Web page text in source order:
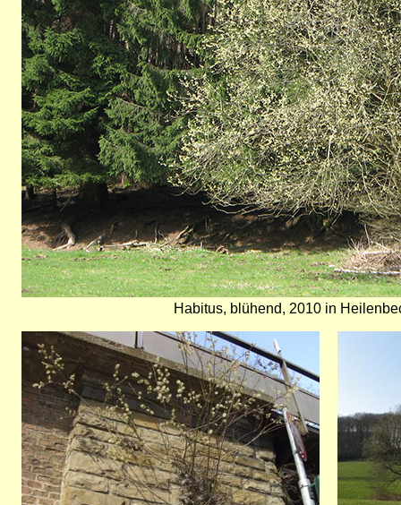
Habitus, blühend, 2010 in
Bild